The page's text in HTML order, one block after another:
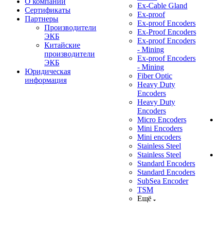
Сертификаты
Партнеры
Производители
ЭКБ
Китайские
производители
ЭКБ
Юридическая
информация
Ex-Cable Gland
Ex-proof
Ex-proof Encoders
Ex-Proof Encoders
Ex-proof Encoders
- Mining
Ex-proof Encoders
- Mining
Fiber Optic
Heavy Duty
Encoders
Heavy Duty
Encoders
Micro Encoders
Mini Encoders
Mini encoders
Stainless Steel
Stainless Steel
Standard Encoders
Standard Encoders
SubSea Encoder
TSM
Ещё